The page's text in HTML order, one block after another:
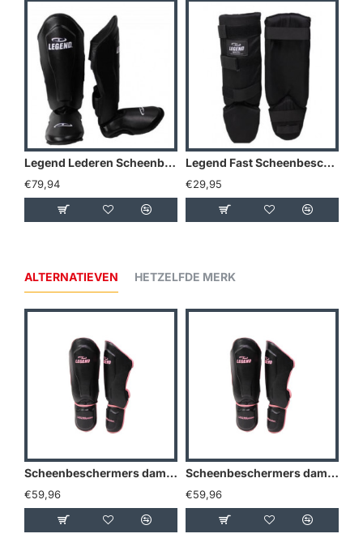
Legend Lederen Scheenbeschermers Legendary
€79,94
Legend Fast Scheenbeschermers Zwart of Roze
€29,95
ALTERNATIEVEN HETZELFDE MERK
Scheenbeschermers dames Legend Best Roze - Maat: L
€59,96
Scheenbeschermers dames Legend Best Roze - Maat: M
€59,96